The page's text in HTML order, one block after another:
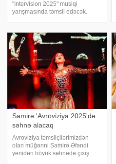
"Intervision 2025" musiqi
yarışmasında təmsil edəcək.
məlumat verilib. Müsabiqə
sentyabrın 20-də Moskvada baş
tutacaq. Filipp Kirkoro
Samirə 'Avroviziya 2025'də
səhnə alacaq
Avroviziya təmsilçilərimizdən
olan müğənni Samirə Əfəndi
yenidən böyük səhnədə çıxış